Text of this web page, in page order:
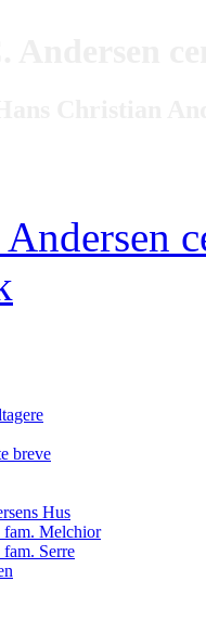
breve
Hus
fam. Melchior
Serre